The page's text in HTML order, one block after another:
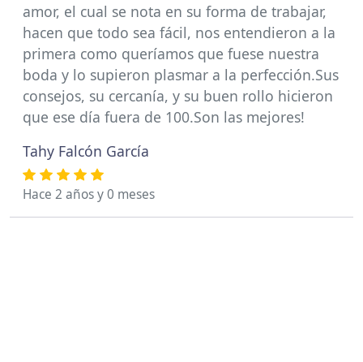
amor, el cual se nota en su forma de trabajar,
hacen que todo sea fácil, nos entendieron a la
primera como queríamos que fuese nuestra
boda y lo supieron plasmar a la perfección.Sus
consejos, su cercanía, y su buen rollo hicieron
que ese día fuera de 100.Son las mejores!
Tahy Falcón García
Hace 2 años y 0 meses